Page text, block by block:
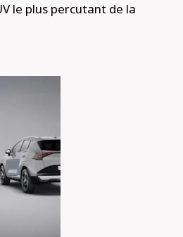
le plus percutant de la